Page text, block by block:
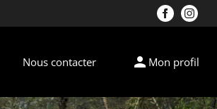
Nous contacter person Mon profil